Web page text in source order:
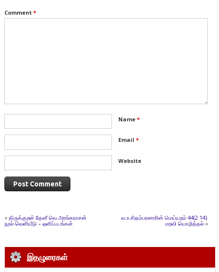
Comment *
Name *
Email *
Website
« திருக்குறள் தேனீ வெ.அரங்கராசன்
நூல் வெளியீடு – ஒளிப்படங்கள்
வ.உ.சிதம்பரனாரின் மெய்யறம் 44(2.14).
மறவி யொழித்தல் »
இதழுரைகள்